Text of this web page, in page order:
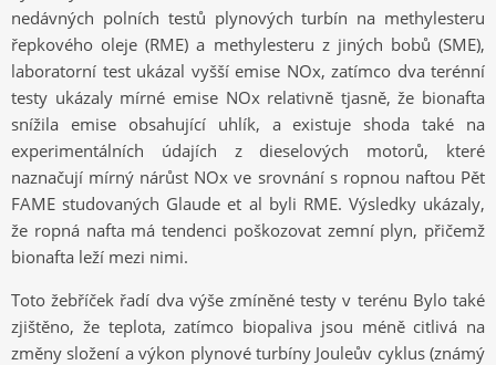
nedávných polních testů plynových turbín na methylesteru
řepkového oleje (RME) a ​​methylesteru z jiných bobů (SME),
laboratorní test ukázal vyšší emise NOx, zatímco dva terénní
testy ukázaly mírné emise NOx relativně tjasně, že bionafta
snížila emise obsahující uhlík, a existuje shoda také na
experimentálních údajích z dieselových motorů, které
naznačují mírný nárůst NOx ve srovnání s ropnou naftou Pět
FAME studovaných Glaude et al byli RME. Výsledky ukázaly,
že ropná nafta má tendenci poškozovat zemní plyn, přičemž
bionafta leží mezi nimi.
Toto žebříček řadí dva výše zmíněné testy v terénu Bylo také
zjištěno, že teplota, zatímco biopaliva jsou méně citlivá na
změny složení a výkon plynové turbíny Jouleův cyklus (známý